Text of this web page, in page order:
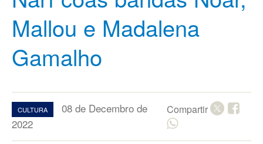
Mallou e Madalena
Gamalho
CULTURA
08 de Decembro de
2022
Compartir